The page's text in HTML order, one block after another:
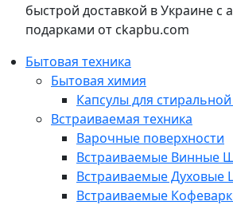
быстрой доставкой в Украине с
подарками от ckapbu.com
Бытовая техника
Бытовая химия
Капсулы для
Встраиваемая техника
Варочные поверхности
Встраиваемые Винные
Встраиваемые
Встраиваемые